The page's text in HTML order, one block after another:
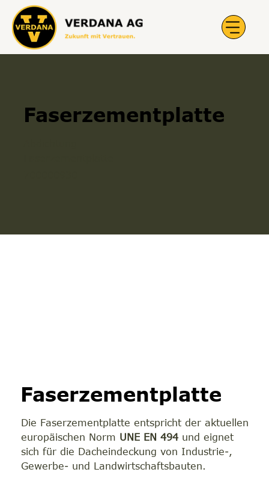
Faserzementplatte
Faserzementplatte
Die Faserzementplatte entspricht der aktuellen
europäischen Norm UNE EN 494und eignet
sich für die Dacheindeckung von Industrie-,
Gewerbe- und Landwirtschaftsbauten.